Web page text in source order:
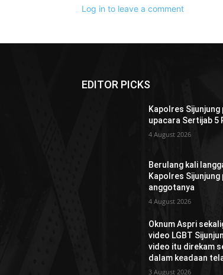
Log in to leave a comment
EDITOR PICKS
Kapolres Sijunjung
upacara Sertijab 5
4 August 2026
Berulang kali
Kapolres Sijunjung
anggotanya
4 August 2026
Oknum Aspri
video LGBT
video itu direkam
dalam keadaan
3 August 2026